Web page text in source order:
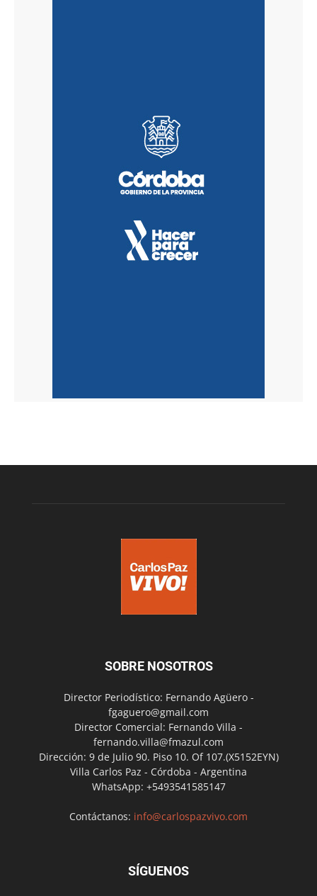
SOBRE NOSOTROS
Director Periodístico: Fernando Agüero -
fgaguero@gmail.com
Director Comercial: Fernando Villa -
fernando.villa@fmazul.com
Dirección: 9 de Julio 90. Piso 10. Of 107.(X5152EYN)
Villa Carlos Paz - Córdoba - Argentina
WhatsApp: +5493541585147
Contáctanos: info@carlospazvivo.com
SÍGUENOS